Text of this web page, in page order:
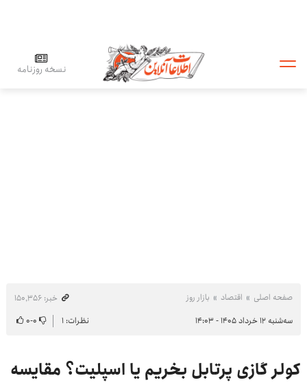
نسخه روزنامه
صفحه اصلی اقتصاد بازار روز
خبر: ۱۵۰٬۳۵۶
سه‌شنبه ۱۲ خرداد ۱۴۰۵ - ۱۴:۰۳
نظرات: ۱ ۰-۰
کولر گازی پرتابل بخریم یا اسپلیت؟ مقایسه